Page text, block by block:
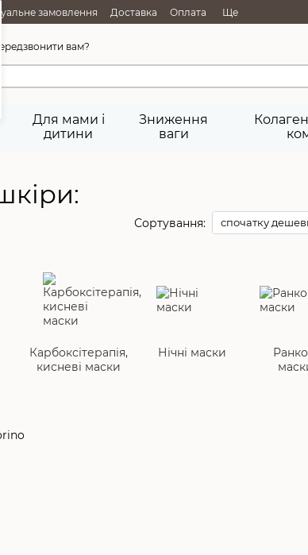
замовлення Доставка Оплата Ще
вам?
Для мами і
дитини
Зниження
ваги
Сортування: спочатку
Карбоксітерапія,
кисневі маски
Нічні маски